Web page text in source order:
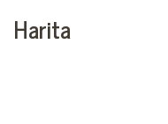
Harita